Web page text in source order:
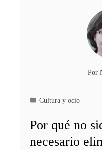
Por
Cultura y ocio
Por qué no
necesario